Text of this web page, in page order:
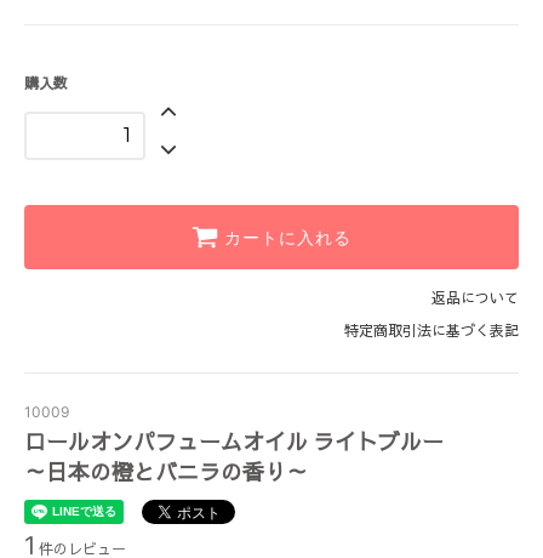
購入数
カートに入れる
返品について
特定商取引法に基づく表記
10009
ロールオンパフュームオイル ライトブルー
～日本の橙とバニラの香り～
1 件のレビュー